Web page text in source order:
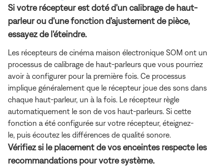
Si votre récepteur est doté d'un calibrage de haut-
parleur ou d'une fonction d'ajustement de pièce,
essayez de l'éteindre.
Les récepteurs de cinéma maison électronique SOM ont un
processus de calibrage de haut-parleurs que vous pourriez
avoir à configurer pour la première fois. Ce processus
implique généralement que le récepteur joue des sons dans
chaque haut-parleur, un à la fois. Le récepteur règle
automatiquement le son de vos haut-parleurs. Si cette
fonction a été configurée sur votre récepteur, éteignez-
le, puis écoutez les différences de qualité sonore.
Vérifiez si le placement de vos enceintes respecte les
recommandations pour votre système.